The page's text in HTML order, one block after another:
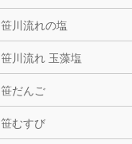
笹川流れの塩
笹川流れ 玉藻塩
笹だんご
笹むすび